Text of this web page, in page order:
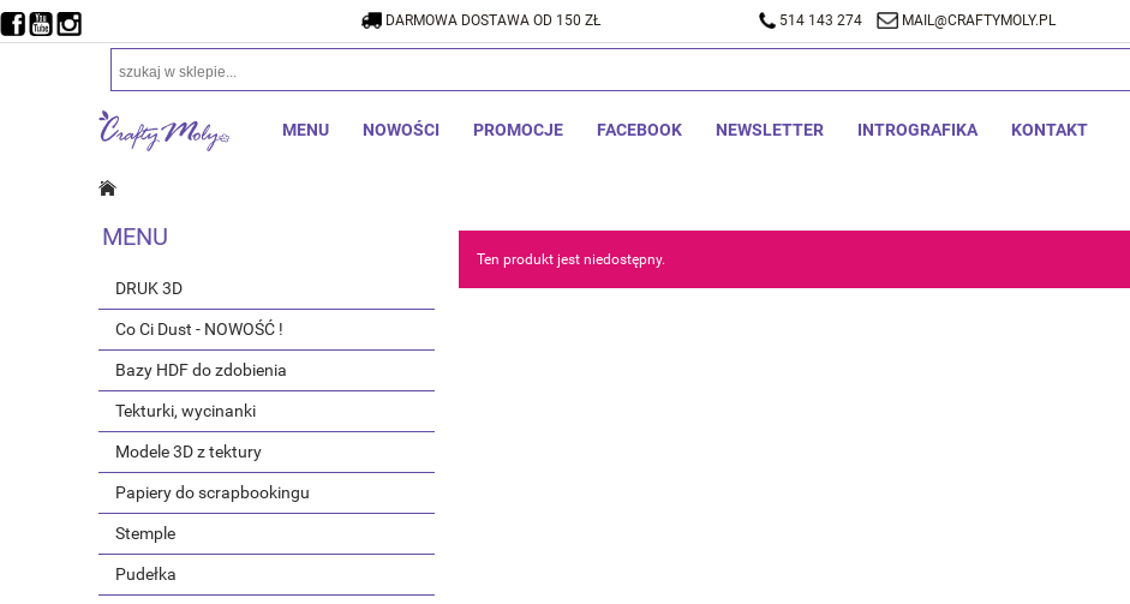
DARMOWA DOSTAWA OD 150 ZŁ 514 143 274
MENU NOWOŚCI PROMOCJE FACEBOOK NEWSLETTER INTROGRAFIKA KONTAKT
DARMOWA DOSTAWA OD 150 ZŁ 514 143 274 MAIL@CRAFTYMOLY.PL
MENU
DRUK 3D
Co Ci Dust - NOWOŚĆ !
Bazy HDF do zdobienia
Tekturki, wycinanki
Modele 3D z tektury
Papiery do scrapbookingu
Stemple
Pudełka
Ten produkt jest niedostępny.